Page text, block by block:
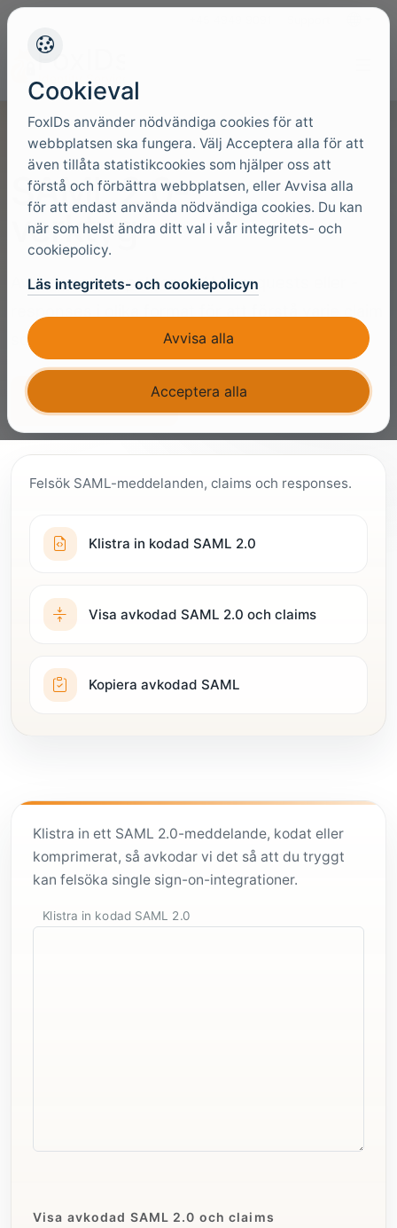
SAML 2.0-
verktyg
Avkoda och inspektera SAML-requests eller -
som utbyts i ditt federationsflöde.
Kom igång gratis Prata med en expert
Felsök SAML-meddelanden, claims och responses.
Klistra in kodad SAML 2.0
Visa avkodad SAML 2.0 och claims
Kopiera avkodad SAML
Klistra in ett SAML 2.0-meddelande, kodat eller
komprimerat, så avkodar vi det så att du tryggt
kan felsöka single sign-on-integrationer.
Klistra in kodad SAML 2.0
Visa avkodad SAML 2.0 och claims
Cookieval
FoxIDs använder nödvändiga cookies för att
webbplatsen ska fungera. Välj Acceptera alla för att
även tillåta statistikcookies som hjälper oss att
förstå och förbättra webbplatsen, eller Avvisa alla
för att endast använda nödvändiga cookies. Du kan
när som helst ändra ditt val i vår integritets- och
cookiepolicy.
Läs integritets- och cookiepolicyn
Avvisa alla
Acceptera alla